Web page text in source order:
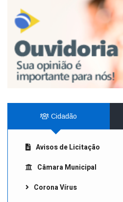
Cidadão
Avisos de Licitação
Câmara Municipal
Corona Vírus